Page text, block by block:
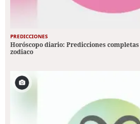
PREDICCIONES
Horóscopo diario: Predicciones
zodiaco